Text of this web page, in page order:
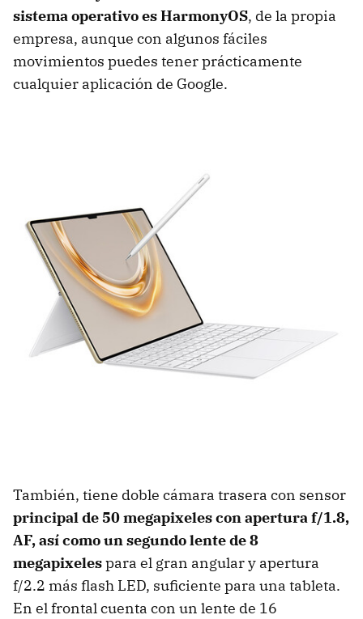
sistema operativo esHarmonyOS, de la propia
empresa, aunque con algunos fáciles
movimientos puedes tener prácticamente
cualquier aplicación de Google.
También, tiene doble cámara trasera con sensor
principal de 50 megapixeles con aperturaf/1.8,
AF, así como un segundo lente de8
megapixelespara el gran angular y apertura
f/2.2 más flash LED, suficiente para una tableta.
En el frontal cuenta con un lente de 16